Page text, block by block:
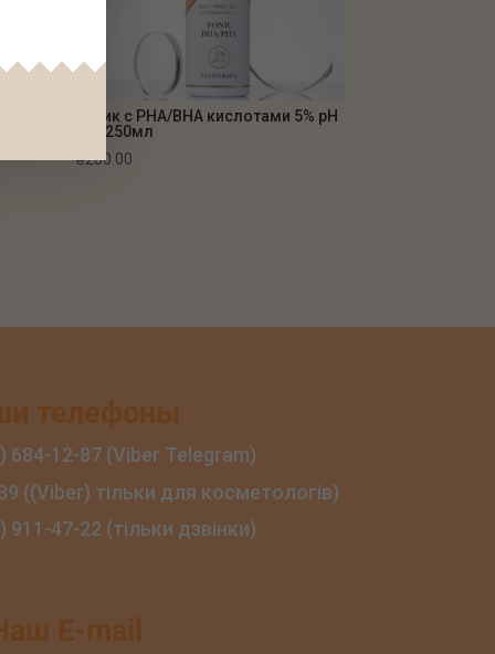
Тоник с РНА/ВНА кислотами 5% рН
3.5, 250мл
₴280.00
телефоны
684‑12‑87 (Viber Telegram)
((Viber) тільки для косметологів)
911‑47‑22 (тільки дзвінки)
E-mail